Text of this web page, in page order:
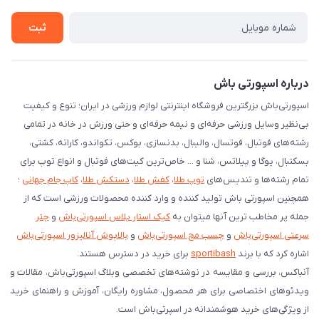
شرایط بازگردانی کالا
ثبت
درباره اسپورتی باش
اسپورتی‌باش بزرگترین فروشگاه اینترنتی لوازم ورزشی در ایران؛ تنوع و کیفیت
بی‌نظیر وسایل ورزشی حرفه‌ای و نیمه حرفه‌ای و حتی ورزش در خانه در تمامی
رشته‌های فوتبال، فوتسال، والیبال، بدنسازی، بوکس، تکواندو، کاراته، کشتی،
بسکتبال، یوگا و پیلاتس، شنا و ... خاص‌ترین کیت‌های فوتبال و انواع توپ برای
تمام رشته‌ها و تندیس‌های توپ طلا، کفش طلا، دستکش طلا، کاپ جام جهانی ؛
همچنین اسپورتی باش تولید کننده و وارد کننده محصولات ورزشی است که از
جمله پر مخاطب ترین آنها میتوان به کیک استار پلاس اسپورتی‌باش و چتر
سرعتی اسپورتی‌باش و چسب مچ اسپورتی‌باش و بالاپوش آنالیزور اسپورتی‌باش
اشاره کرد که با برند sportibash برای خرید در دسترس هستند.
آنباکس، بررسی‌ و مقایسه در نوشته‌های تخصصی وبلاگ اسپورتی‌باش، مقالات و
ویدئوهای اختصاصی برای هر محصول، مشاوره رایگان، آموزش و راهنمای خرید
از ویژگی‌های خرید هوشمندانه در اسپرتی‌باش است.